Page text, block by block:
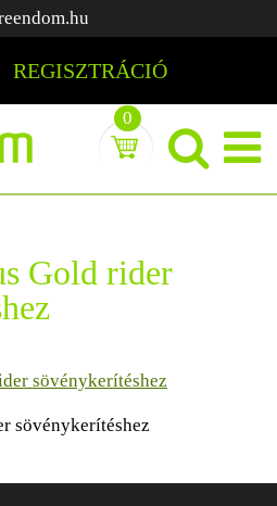
REGISZTRÁCIÓ
0
Gold rider
sövénykerítéshez